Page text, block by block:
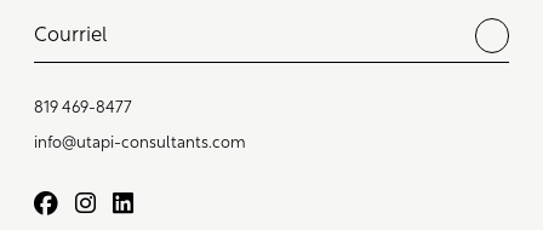
819 469-8477
info@utapi-consultants.com